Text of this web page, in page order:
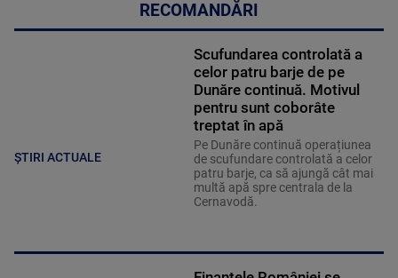
RECOMANDĂRI
ȘTIRI ACTUALE
Scufundarea controlată a
celor patru barje de pe
Dunăre continuă. Motivul
pentru sunt coborâte
treptat în apă
Pe Dunăre continuă operațiunea
de scufundare controlată a celor
patru barje, ca să ajungă cât mai
multă apă spre centrala de la
Cernavodă.